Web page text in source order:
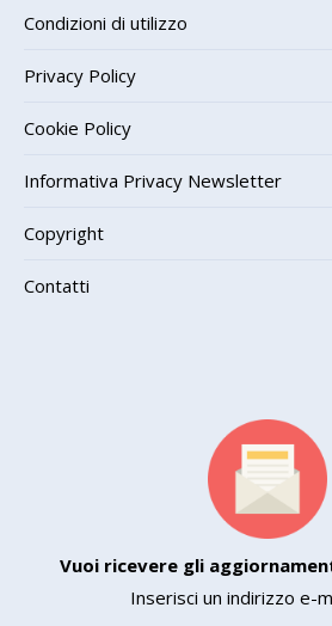
Condizioni di utilizzo
Privacy Policy
Cookie Policy
Informativa Privacy Newsletter
Copyright
Contatti
Vuoi ricevere gli
Inserisci un indirizzo e-